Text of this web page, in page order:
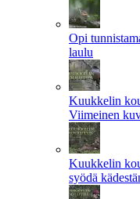
Opi
laulu
Kuukkelin
Viimeinen
Kuukkelin
syödä